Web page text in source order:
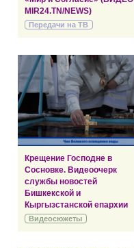
MIR24.TN/NEWS)
Передачи на ТВ
Крещение Господне в
Сосновке. Видеоочерк
службы новостей
Бишкекской и
Кыргызстанской епархии
Видеосюжеты